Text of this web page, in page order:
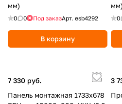
мм)
0 0 Под заказАрт. esb4292
В корзину
мм)
0
7 330 руб.
Панель монтажная 1733х678
3